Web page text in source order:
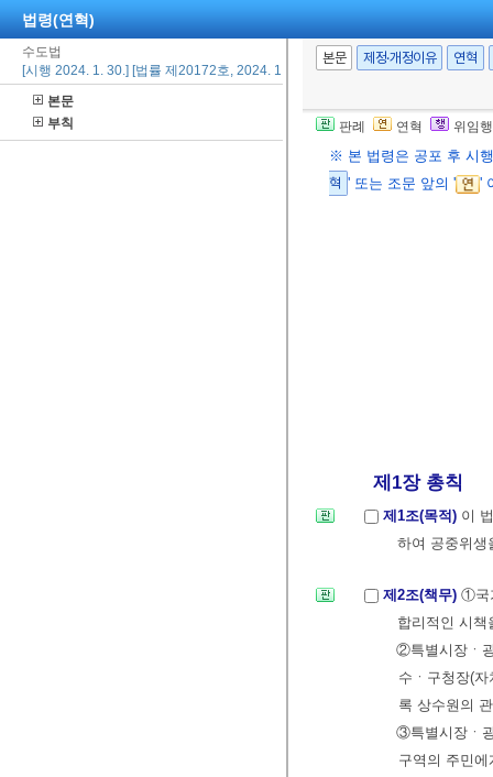
법령(연혁)
수도법
[시행 2024. 1. 30.] [법률 제20172호, 2024. 1. 30., 타법개정]
본문
부칙
본문 제정·개정이유 연혁
판례 연혁 위임
※ 본 법령은 공포 후 시
혁 ' 또는 조문 앞의 ' '
제1장 총칙
제1조(목적) 이
하여 공중위생
제2조(책무) ①국
합리적인 시
②특별시장ㆍ
수ㆍ구청장(
록 상수원의
③특별시장ㆍ
구역의 주민